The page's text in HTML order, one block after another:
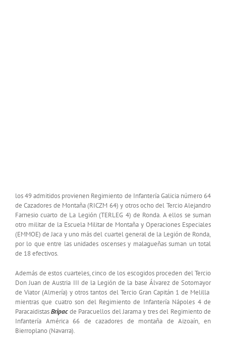
los 49 admitidos provienen Regimiento de Infantería Galicia número 64
de Cazadores de Montaña (RICZM 64) y otros ocho del Tercio Alejandro
Farnesio cuarto de La Legión (TERLEG 4) de Ronda. A ellos se suman
otro militar de la Escuela Militar de Montaña y Operaciones Especiales
(EMMOE) de Jaca y uno más del cuartel general de la Legión de Ronda,
por lo que entre las unidades oscenses y malagueñas suman un total
de 18 efectivos.
Además de estos cuarteles, cinco de los escogidos proceden del Tercio
Don Juan de Austria III de la Legión de la base Álvarez de Sotomayor
de Viator (Almería) y otros tantos del Tercio Gran Capitán 1 de Melilla
mientras que cuatro son del Regimiento de Infantería Nápoles 4 de
ParacaidistasBripacde Paracuellos del Jarama y tres del Regimiento de
Infantería América 66 de cazadores de montaña de Aizoaín, en
Bierroplano (Navarra).